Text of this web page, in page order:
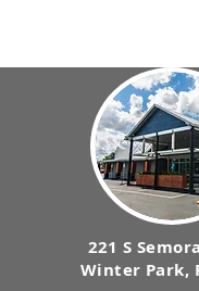
221 S
Winter Park,